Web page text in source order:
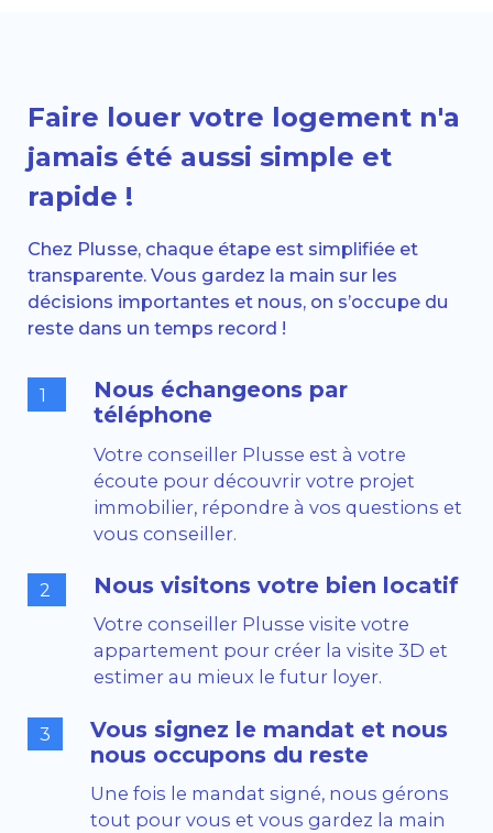
Faire louer votre logement n'a
jamais été aussi simple et
rapide !
Chez Plusse, chaque étape est simplifiée et
transparente. Vous gardez la main sur les
décisions importantes et nous, on s’occupe du
reste dans un temps record !
1
Nous échangeons par
téléphone
Votre conseiller Plusse est à votre
écoute pour découvrir votre projet
immobilier, répondre à vos questions et
vous conseiller.
2 Nous visitons votre bien locatif
Votre conseiller Plusse visite votre
appartement pour créer la visite 3D et
estimer au mieux le futur loyer.
3
Vous signez le mandat et nous
nous occupons du reste
Une fois le mandat signé, nous gérons
tout pour vous et vous gardez la main